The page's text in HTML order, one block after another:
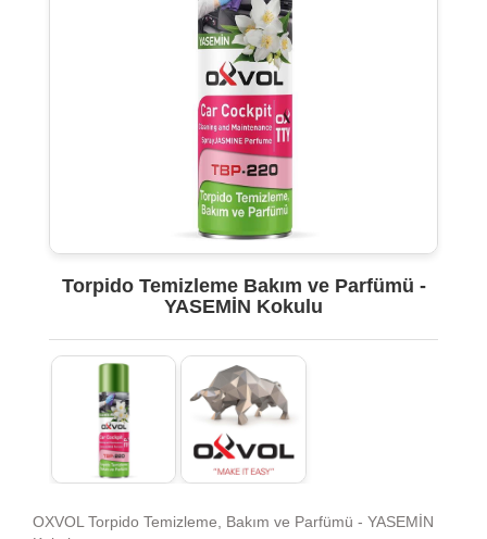
Torpido Temizleme Bakım ve Parfümü -
YASEMİN Kokulu
OXVOL Torpido Temizleme, Bakım ve Parfümü - YASEMİN